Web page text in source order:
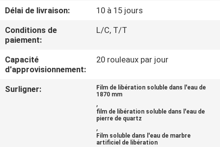
CONTRÔLE
DE
LA
QUALITÉ
NOUVELLES
Délai de livraison:
10 à 15 jours
Conditions de
paiement:
L/C, T/T
Capacité
d'approvisionnement:
20 rouleaux par jour
Surligner:
Film de libération soluble dans l'eau de
1870 mm
,
film de libération soluble dans l'eau de
pierre de quartz
,
Film soluble dans l'eau de marbre
artificiel de libération